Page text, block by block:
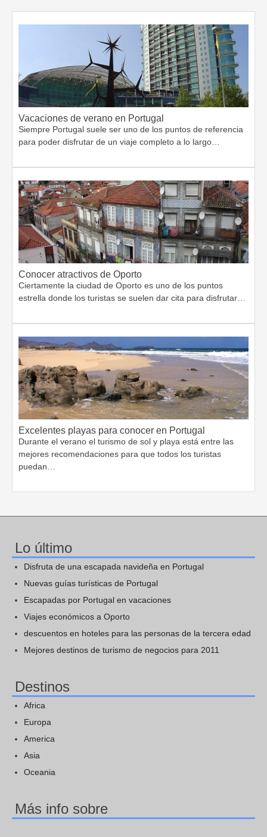
Vacaciones de verano en Portugal
Siempre Portugal suele ser uno de los puntos de referencia
para poder disfrutar de un viaje completo a lo largo…
Conocer atractivos de Oporto
Ciertamente la ciudad de Oporto es uno de los puntos
estrella donde los turistas se suelen dar cita para disfrutar…
Excelentes playas para conocer en Portugal
Durante el verano el turismo de sol y playa está entre las
mejores recomendaciones para que todos los turistas
puedan…
Lo último
Disfruta de una escapada navideña en Portugal
Nuevas guías turísticas de Portugal
Escapadas por Portugal en vacaciones
Viajes económicos a Oporto
descuentos en hoteles para las personas de la tercera edad
Mejores destinos de turismo de negocios para 2011
Destinos
Africa
Europa
America
Asia
Oceania
Más info sobre